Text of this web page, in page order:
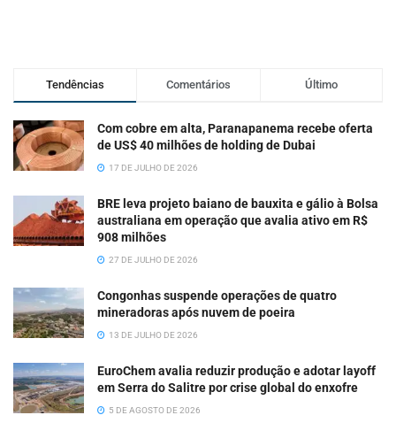
Tendências Comentários Último
Com cobre em alta, Paranapanema recebe oferta
de US$ 40 milhões de holding de Dubai
17 DE JULHO DE 2026
BRE leva projeto baiano de bauxita e gálio à Bolsa
australiana em operação que avalia ativo em R$
908 milhões
27 DE JULHO DE 2026
Congonhas suspende operações de quatro
mineradoras após nuvem de poeira
13 DE JULHO DE 2026
EuroChem avalia reduzir produção e adotar layoff
em Serra do Salitre por crise global do enxofre
5 DE AGOSTO DE 2026